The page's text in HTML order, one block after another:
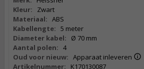
Kleur:
Zwart
Materiaal: ABS
Kabellengte: 5 meter
Diameter kabel:
Ø 70 mm
Aantal polen: 4
Oud voor nieuw: Apparaat inleveren
Artikelnummer:
K170130087